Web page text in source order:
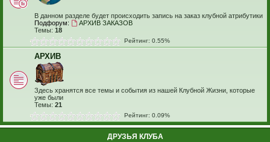
В данном разделе будет происходить запись на заказ клубной атрибутики
Подфорум:
АРХИВ ЗАКАЗОВ
Темы: 18
Рейтинг: 0.55%
АРХИВ
Здесь хранятся все темы и события из нашей Клубной Жизни, которые
уже были
Темы: 21
Рейтинг: 0.09%
ДРУЗЬЯ КЛУБА